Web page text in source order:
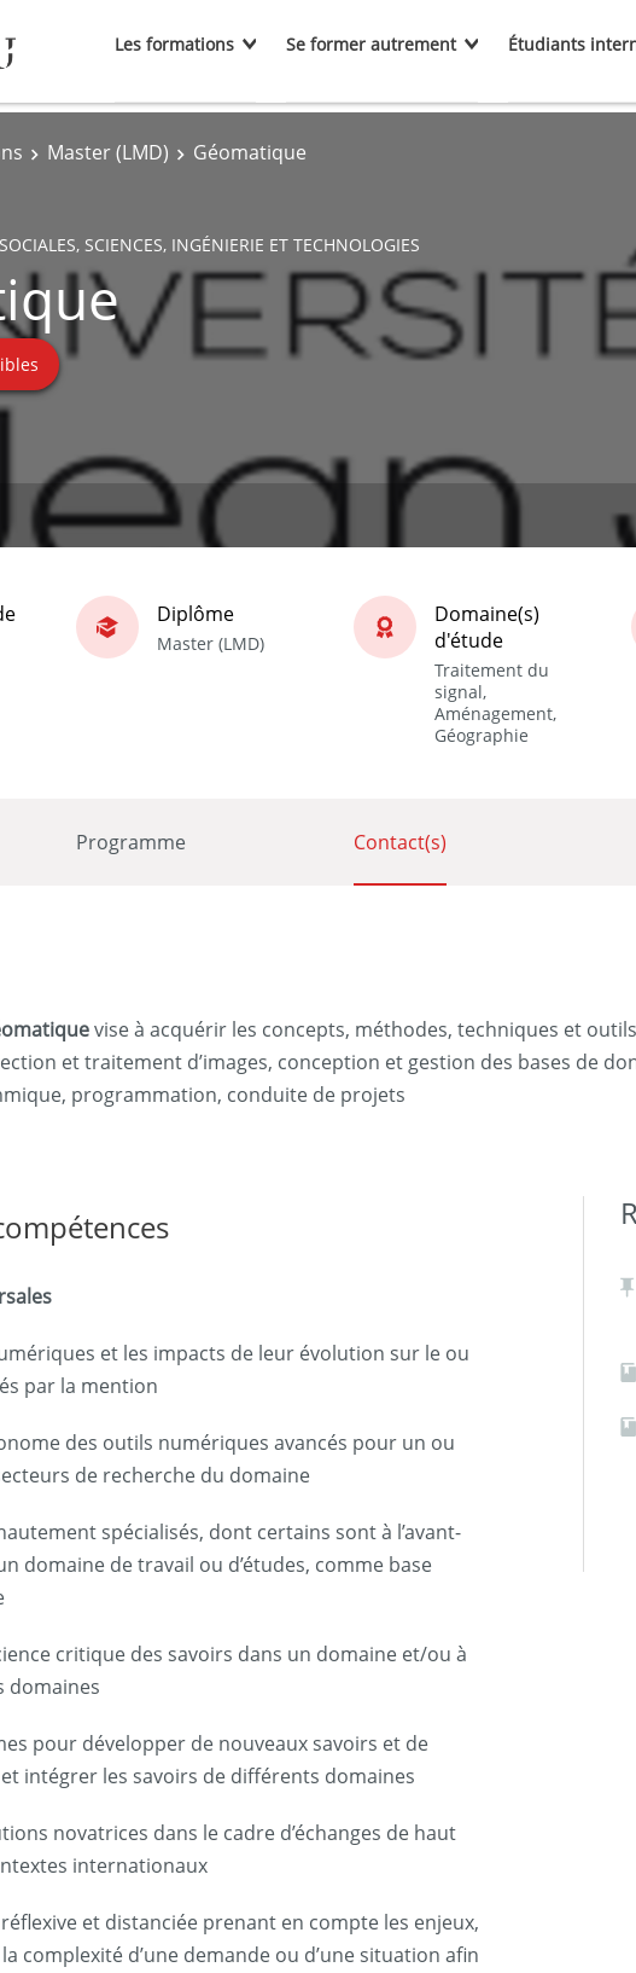
Les formations Se former autrement Étudiants
Master (LMD) Géomatique
SCIENCES, INGÉNIERIE ET TECHNOLOGIES
Diplôme
Master (LMD)
Domaine(s)
d'étude
Traitement du
signal,
Aménagement,
Géographie
Programme Contact(s)
vise à acquérir les concepts, méthodes, techniques et
et traitement d’images, conception et gestion des bases de
programmation, conduite de projets
et les impacts de leur évolution sur le ou
par la mention
des outils numériques avancés pour un ou
de recherche du domaine
spécialisés, dont certains sont à l’avant-
domaine de travail ou d’études, comme base
critique des savoirs dans un domaine et/ou à
domaines
pour développer de nouveaux savoirs et de
intégrer les savoirs de différents domaines
novatrices dans le cadre d’échanges de haut
internationaux
et distanciée prenant en compte les enjeux,
complexité d’une demande ou d’une situation afin